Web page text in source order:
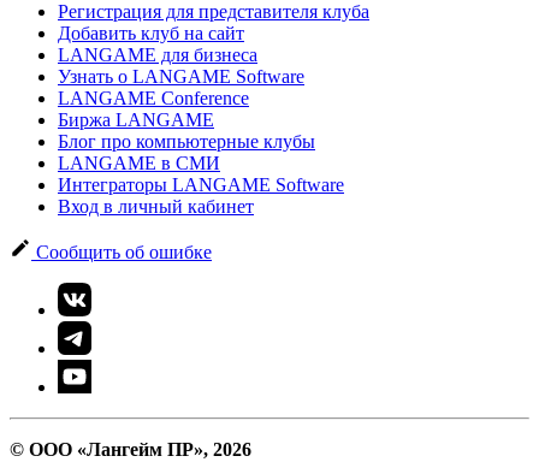
Регистрация для представителя клуба
Добавить клуб на сайт
LANGAME для бизнеса
Узнать о LANGAME Software
LANGAME Conference
Биржа LANGAME
Блог про компьютерные клубы
LANGAME в СМИ
Интеграторы LANGAME Software
Вход в личный кабинет
Сообщить об ошибке
© ООО «Лангейм ПР», 2026